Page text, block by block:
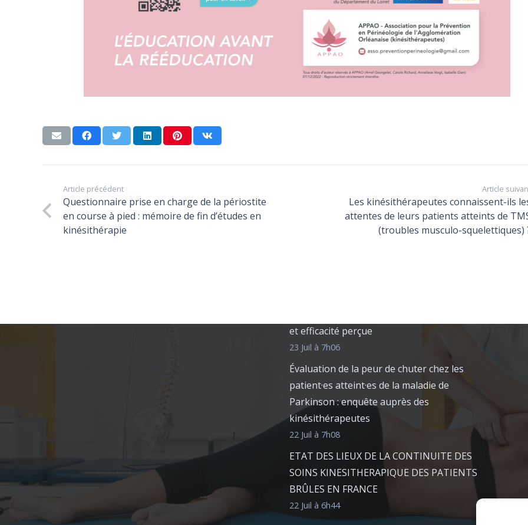
Article précédent
Questionnaire prise en charge de la périostite
en course à pied : mémoire de fin d’études en
kinésithérapie
Article
Les kinésithérapeutes connaissent-ils
attentes de leurs patients atteints de
(troubles musculo-squelettiques)
URPS MKL Centre Val de Loire Les derniers articles
et efficacité perçue
23 Juil à 7h06
Évaluation de la peur de chuter chez les
patient·es atteint·es de la maladie de
Parkinson : enquête auprès des
kinésithérapeutes
22 Juil à 7h08
ETAT DES LIEUX DE LA CONTINUITE DES
SOINS KINESITHERAPIQUE DES PATIENTS
BRÛLES EN FRANCE
22 Juil à 6h44